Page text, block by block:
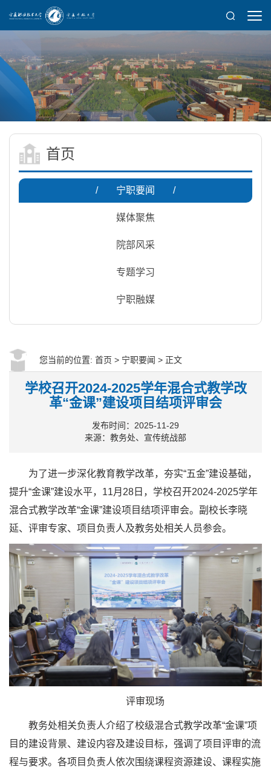
首页
/ 宁职要闻 /
媒体聚焦
院部风采
专题学习
宁职融媒
您当前的位置: 首页 > 宁职要闻 > 正文
学校召开2024-2025学年混合式教学改
革“金课”建设项目结项评审会
发布时间：2025-11-29
来源：教务处、宣传统战部
为了进一步深化教育教学改革，夯实“五金”建设基础，
提升“金课”建设水平，11月28日，学校召开2024-2025学年
混合式教学改革“金课”建设项目结项评审会。副校长李晓
延、评审专家、项目负责人及教务处相关人员参会。
评审现场
教务处相关负责人介绍了校级混合式教学改革“金课”项
目的建设背景、建设内容及建设目标，强调了项目评审的流
程与要求。各项目负责人依次围绕课程资源建设、课程实施